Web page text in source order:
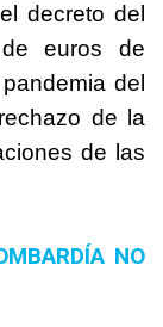
decreto del
euros de
del
de la
de las
NO